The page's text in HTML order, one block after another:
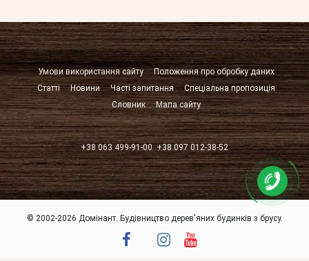
Умови використання сайту
Положення про обробку даних
Статті
Новини Часті запитання
Спеціальна пропозиція
Словник
Мапа сайту
+38 063 499-91-00 +38 097 012-38-52
© 2002-2026 Домінант. Будівництво дерев'яних будинків з брусу.